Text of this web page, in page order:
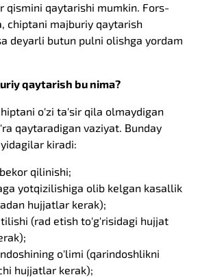
qismini qaytarishi mumkin. Fors-
chiptani majburiy qaytarish
deyarli butun pulni olishga yordam
qaytarish bu nima?
o'zi ta'sir qila olmaydigan
qaytaradigan vaziyat. Bunday
kiradi:
qilinishi;
yotqizilishiga olib kelgan kasallik
hujjatlar kerak);
(rad etish to'g'risidagi hujjat
o'limi (qarindoshlikni
hujjatlar kerak);